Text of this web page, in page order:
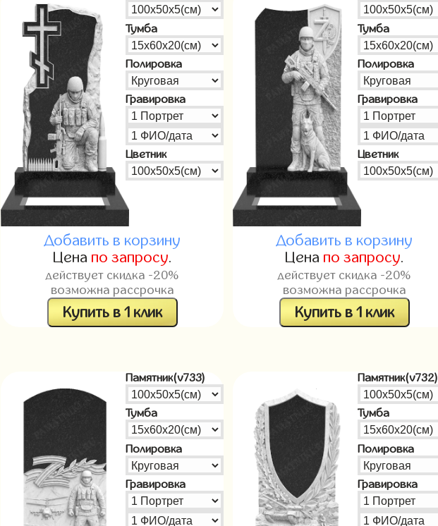
Тумба
Полировка
Гравировка
Цветник
Добавить в корзину
Цена по запросу.
действует скидка -20%
возможна рассрочка
Купить в 1 клик
Тумба
Полировка
Гравировка
Цветник
Добавить в корзину
Цена по запросу.
действует скидка -20%
возможна рассрочка
Купить в 1 клик
Памятник(v733)
Тумба
Полировка
Гравировка
Памятник(v732)
Тумба
Полировка
Гравировка